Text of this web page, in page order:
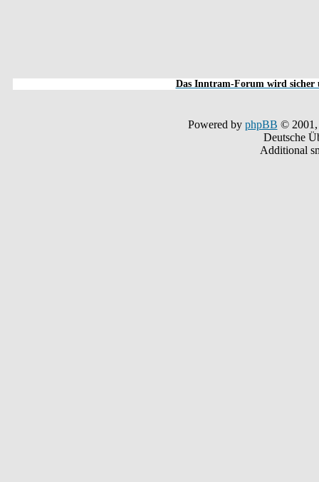
Das Inntram-Forum wird sicher
Powered by phpBB © 2001,
Deutsche
Additional